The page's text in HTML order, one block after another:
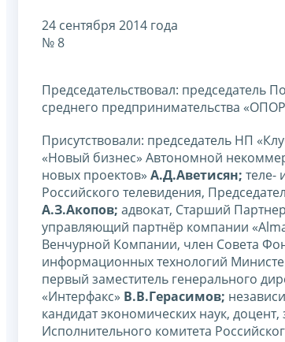
24 сентября 2014 года
№ 8
Председательствовал: председатель
среднего предпринимательства
Присутствовали: председатель НП
«Новый бизнес» Автономной
новых проектов» А.Д.Аветисян; теле-
Российского телевидения,
А.З.Акопов; адвокат, Старший
управляющий партнёр компании
Венчурной Компании, член Совета
информационных технологий
первый заместитель генерального
«Интерфакс» В.В.Герасимов;
кандидат экономических наук,
Исполнительного комитета